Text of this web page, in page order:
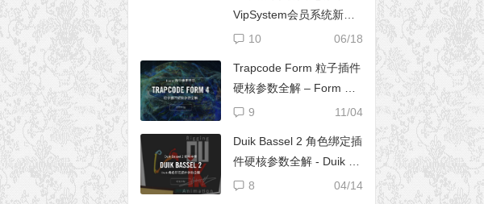
VipSystem会员系统新版
开发
06/18
10
Trapcode Form 粒子插件
硬核参数全解 – Form 完
全使用手册
11/04
9
Duik Bassel 2 角色绑定插
件硬核参数全解 - Duik 16
完全使用手册
04/14
8